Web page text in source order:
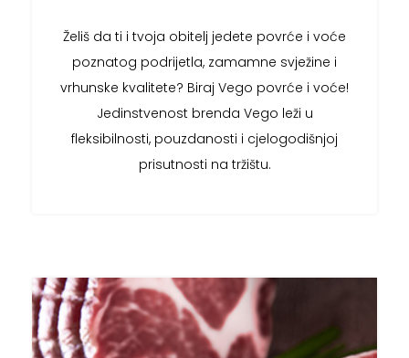
Želiš da ti i tvoja obitelj jedete povrće i voće
poznatog podrijetla, zamamne svježine i
vrhunske kvalitete? Biraj Vego povrće i voće!
Jedinstvenost brenda Vego leži u
fleksibilnosti, pouzdanosti i cjelogodišnjoj
prisutnosti na tržištu.